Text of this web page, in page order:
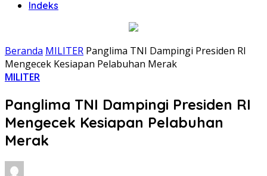
Indeks
Beranda MILITER Panglima TNI Dampingi Presiden RI
Mengecek Kesiapan Pelabuhan Merak
MILITER
Panglima TNI Dampingi Presiden RI
Mengecek Kesiapan Pelabuhan
Merak